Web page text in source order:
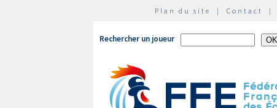
Plan du site | Contact |
Rechercher un joueur